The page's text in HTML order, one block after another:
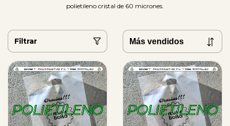
polietileno cristal de 60 micrones.
Filtrar